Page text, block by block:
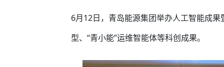
6月12日，青岛能源集团举办人工智能成
型、“青小能”运维智能体等科创成果。